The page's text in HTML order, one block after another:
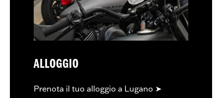
ALLOGGIO
Prenota il tuo alloggio a Lugano ➤